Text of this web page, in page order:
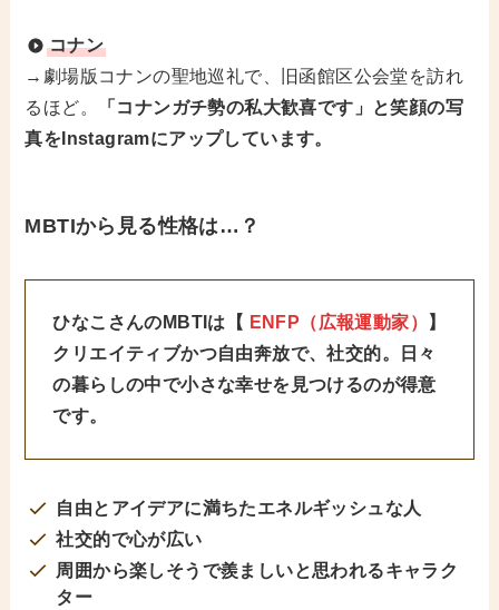
コナン
→劇場版コナンの聖地巡礼で、旧函館区公会堂を訪れ
るほど。
「コナンガチ勢の私大歓喜です」と笑顔の写
真をInstagramにアップしています。
MBTIから見る性格は…？
ひなこさんのMBTIは【 ENFP（広報運動家）
】
クリエイティブかつ自由奔放で、社交的。日々
の暮らしの中で小さな幸せを見つけるのが得意
です。
自由とアイデアに満ちたエネルギッシュな人
社交的で心が広い
周囲から楽しそうで羨ましいと思われるキャラク
ター